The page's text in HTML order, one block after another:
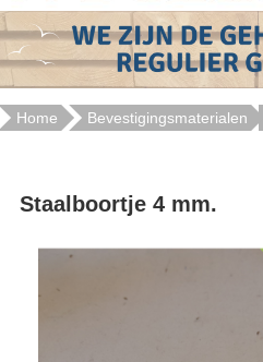
Home Bevestigingsmaterialen
Staalboortje 4 mm.